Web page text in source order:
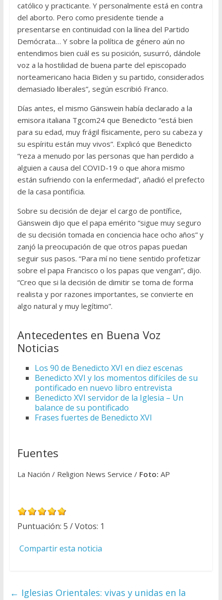
católico y practicante. Y personalmente está en contra
del aborto. Pero como presidente tiende a
presentarse en continuidad con la línea del Partido
Demócrata… Y sobre la política de género aún no
entendimos bien cuál es su posición, susurró, dándole
voz a la hostilidad de buena parte del episcopado
norteamericano hacia Biden y su partido, considerados
demasiado liberales”, según escribió Franco.
Días antes, el mismo Gänswein había declarado a la
emisora italiana Tgcom24 que Benedicto “está bien
para su edad, muy frágil físicamente, pero su cabeza y
su espíritu están muy vivos”. Explicó que Benedicto
“reza a menudo por las personas que han perdido a
alguien a causa del COVID-19 o que ahora mismo
están sufriendo con la enfermedad”, añadió el prefecto
de la casa pontificia.
Sobre su decisión de dejar el cargo de pontífice,
Gänswein dijo que el papa emérito “sigue muy seguro
de su decisión tomada en conciencia hace ocho años” y
zanjó la preocupación de que otros papas puedan
seguir sus pasos. “Para mí no tiene sentido profetizar
sobre el papa Francisco o los papas que vengan”, dijo.
“Creo que si la decisión de dimitir se toma de forma
realista y por razones importantes, se convierte en
algo natural y muy legítimo”.
Antecedentes en Buena Voz
Noticias
Los 90 de Benedicto XVI en diez escenas
Benedicto XVI y los momentos difíciles de su
pontificado en nuevo libro entrevista
Benedicto XVI servidor de la Iglesia – Un
balance de su pontificado
Frases fuertes de Benedicto XVI
Fuentes
La Nación / Religion News Service / Foto: AP
Puntuación: 5 / Votos: 1
Compartir esta noticia
← Iglesias Orientales: vivas y unidas en la